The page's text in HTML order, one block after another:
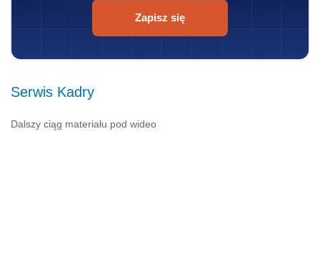
Zapisz się
Serwis Kadry
Dalszy ciąg materiału pod wideo